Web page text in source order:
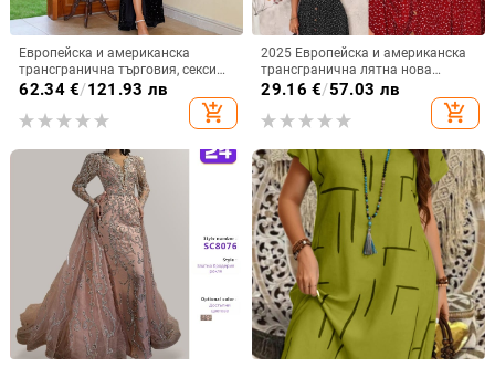
Европейска и американска
трансгранична търговия, секси
рокля с висок цепка и пайети,
презрамки, модна вечерна рокля,
62.34€/121.93 лв
add_shopping_cart
2025 Европейска и американска
трансгранична лятна нова
модна дамска рокля на точки,
закопчано с къс ръкав на точки
29.16 €/57.03 лв
add_shopping_cart